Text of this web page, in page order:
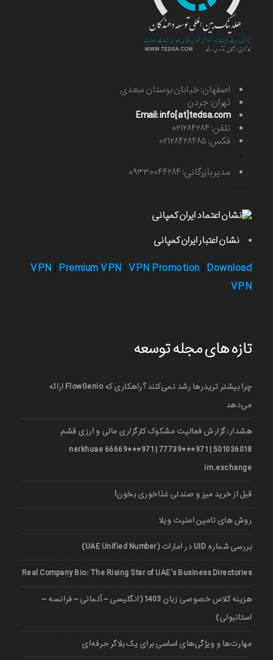
اصفهان: خیابان بوستان سعدی
تهران: جردن
Email: info[at]tedsa.com
تلفن: ۰۲۱۲۸۴۲۸۴
فکس: ۰۲۱۲۸۴۲۸۴۸۵
مدیر بازرگانی: ۰۹۳۳۰۰۴۴۲۸۴
نشان اعتبار ایران کمپانی
VPN Premium VPN VPN Promotion Download
VPN
تازه های مجله توسعه
چرا بیشتر تریدرها رشد نمی‌کنند؟ راهکاری که FlowGenio ارائه
می‌دهد
هشدار: گزارش فعالیت مشکوک کارگزاری مالی و ارزی قشم
501036018 | 971***77739 | 971***66669 nerkhuae
irn.exchange
قبل از خرید میز و صندلی غذاخوری بخون!
روش های تامین امنیت ویلا
بررسی شماره UID در امارات (UAE Unified Number)
Real Company Bio: The Rising Star of UAE’s Business Directories
هزینه کلاس خصوصی زبان 1403 (انگلیسی – آلمانی – فرانسه –
استانبولی)
مهارت‌ها و ویژگی‌های اساسی برای یک بلاگر حرفه‌ای